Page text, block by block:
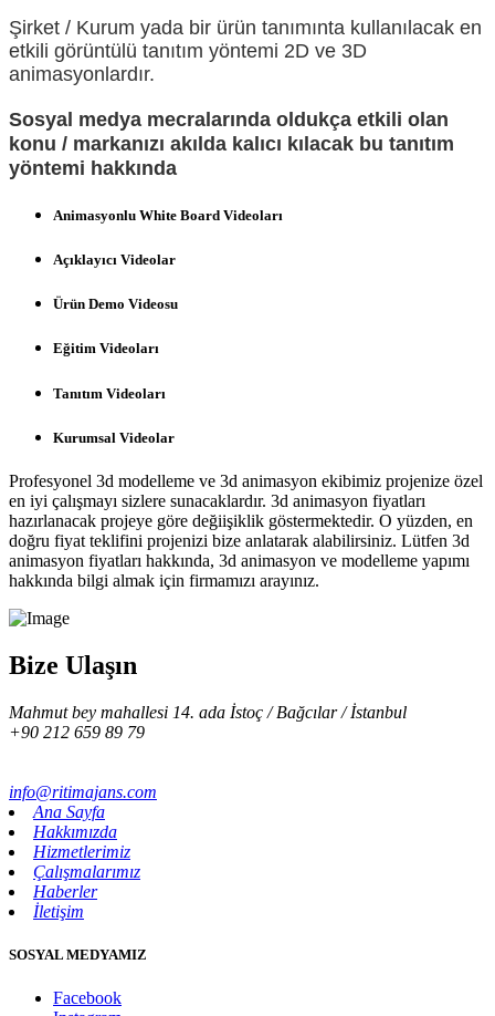
Şirket / Kurum yada bir ürün tanımınta kullanılacak en
etkili görüntülü tanıtım yöntemi 2D ve 3D
animasyonlardır.
Sosyal medya mecralarında oldukça etkili olan
konu / markanızı akılda kalıcı kılacak bu tanıtım
yöntemi hakkında
Animasyonlu White Board Videoları
Açıklayıcı Videolar
Ürün Demo Videosu
Eğitim Videoları
Tanıtım Videoları
Kurumsal Videolar
Profesyonel 3d modelleme ve 3d animasyon ekibimiz projenize özel
en iyi çalışmayı sizlere sunacaklardır. 3d animasyon fiyatları
hazırlanacak projeye göre değiişiklik göstermektedir. O yüzden, en
doğru fiyat teklifini projenizi bize anlatarak alabilirsiniz. Lütfen 3d
animasyon fiyatları hakkında, 3d animasyon ve modelleme yapımı
hakkında bilgi almak için firmamızı arayınız.
Bize Ulaşın
Mahmut bey mahallesi 14. ada İstoç / Bağcılar / İstanbul
+90 212 659 89 79
info@ritimajans.com
Ana Sayfa
Hakkımızda
Hizmetlerimiz
Çalışmalarımız
Haberler
İletişim
SOSYAL MEDYAMIZ
Facebook